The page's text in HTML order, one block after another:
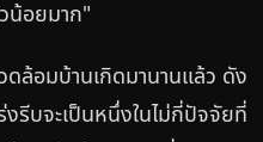
น้อยมาก"
ล้อมบ้านเกิดมานานแล้ว ดัง
งรีบจะเป็นหนึ่งในไม่กี่ปัจจัยที่